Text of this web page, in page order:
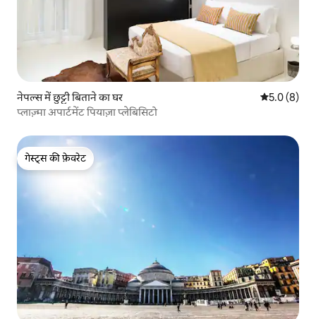
नेपल्स में छुट्टी बिताने का घर औसत रेटिंग 5
5.0 (8)
प्लाज़्मा अपार्टमेंट पियाज़ा प्लेबिसिटो
गेस्ट्स की फ़ेवरेट
गेस्ट्स की फ़ेवरेट